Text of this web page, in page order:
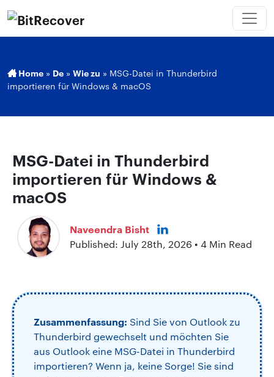
Home » De » Wie zu » MSG-Datei in Thunderbird
importieren für Windows & macOS
MSG-Datei in Thunderbird
importieren für Windows &
macOS
Naveendra Bisht
Published: July 28th, 2026 • 4 Min Read
Zusammenfassung: Sind Sie von Outlook zu
Thunderbird gewechselt und möchten Sie
aus Outlook eine MSG-Datei in Thunderbird
importieren? Wenn ja, keine Sorge! Sie sind